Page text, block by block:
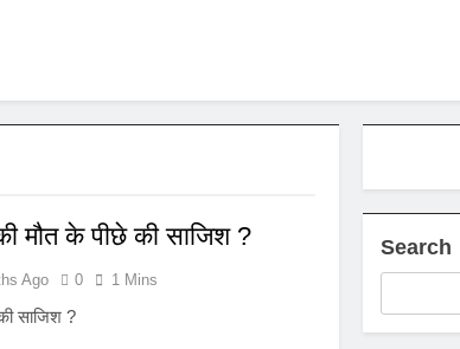
मौत के पीछे की साजिश ?
Ago 0 1 Mins
साजिश ?
Search